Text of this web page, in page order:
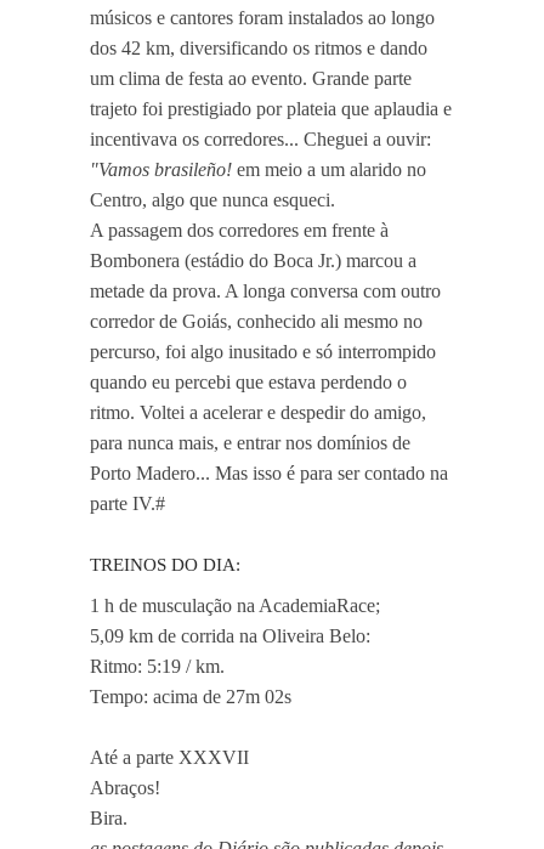
músicos e cantores foram instalados ao longo
dos 42 km, diversificando os ritmos e dando
um clima de festa ao evento. Grande parte
trajeto foi prestigiado por plateia que aplaudia e
incentivava os corredores... Cheguei a ouvir:
"Vamos brasileño! em meio a um alarido no
Centro, algo que nunca esqueci.
A passagem dos corredores em frente à
Bombonera (estádio do Boca Jr.) marcou a
metade da prova. A longa conversa com outro
corredor de Goiás, conhecido ali mesmo no
percurso, foi algo inusitado e só interrompido
quando eu percebi que estava perdendo o
ritmo. Voltei a acelerar e despedir do amigo,
para nunca mais, e entrar nos domínios de
Porto Madero... Mas isso é para ser contado na
parte IV.#
TREINOS DO DIA:
1 h de musculação na AcademiaRace;
5,09 km de corrida na Oliveira Belo:
Ritmo: 5:19 / km.
Tempo: acima de 27m 02s
Até a parte XXXVII
Abraços!
Bira.